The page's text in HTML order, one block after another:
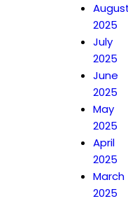
2025
July
2025
June
2025
May
2025
April
2025
March
2025